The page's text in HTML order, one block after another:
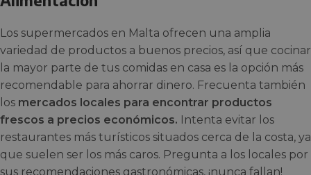
Los supermercados en Malta ofrecen una amplia
variedad de productos a buenos precios, así que cocinar
la mayor parte de tus comidas en casa es la opción más
recomendable para ahorrar dinero. Frecuenta también
los mercados locales para encontrar productos
frescos a precios económicos. Intenta evitar los
restaurantes más turísticos situados cerca de la costa, ya
que suelen ser los más caros. Pregunta a los locales por
sus recomendaciones gastronómicas, ¡nunca fallan!